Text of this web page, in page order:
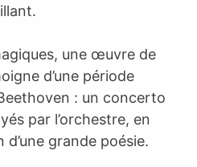
une œuvre de
d’une période
: un concerto
par l’orchestre, en
grande poésie.